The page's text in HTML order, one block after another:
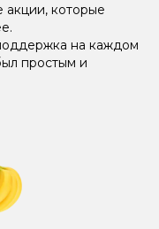
акции, которые
на каждом
простым и